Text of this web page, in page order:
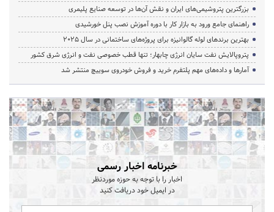
بزرگترین پتروشیمی‌های ایران و نقش آن‌ها در توسعه صنایع پلیمری
راهنمای جامع ورود به بازار کار با دوره آموزش نصب پنل خورشیدی
بهترین برندهای لوله گالوانیزه برای پروژه‌های ساختمانی در سال ۲۰۲۵
پتروپالایش نفت سایان انرژی چابهار؛ تنها قطب خصوصی نفت و انرژی شرق کشور
آمارها و داده‌های مهم پلتفرم خرید و فروش خودروی سوییچ منتشر شد
خبرنامه اخبار رسمی
اخبار را با توجه به حوزه موردنظر
در ایمیل خود دریافت کنید